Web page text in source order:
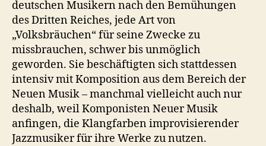
deutschen Musikern nach den Bemühungen
des Dritten Reiches, jede Art von
„Volksbräuchen“ für seine Zwecke zu
missbrauchen, schwer bis unmöglich
geworden. Sie beschäftigten sich stattdessen
intensiv mit Komposition aus dem Bereich der
Neuen Musik – manchmal vielleicht auch nur
deshalb, weil Komponisten Neuer Musik
anfingen, die Klangfarben improvisierender
Jazzmusiker für ihre Werke zu nutzen.